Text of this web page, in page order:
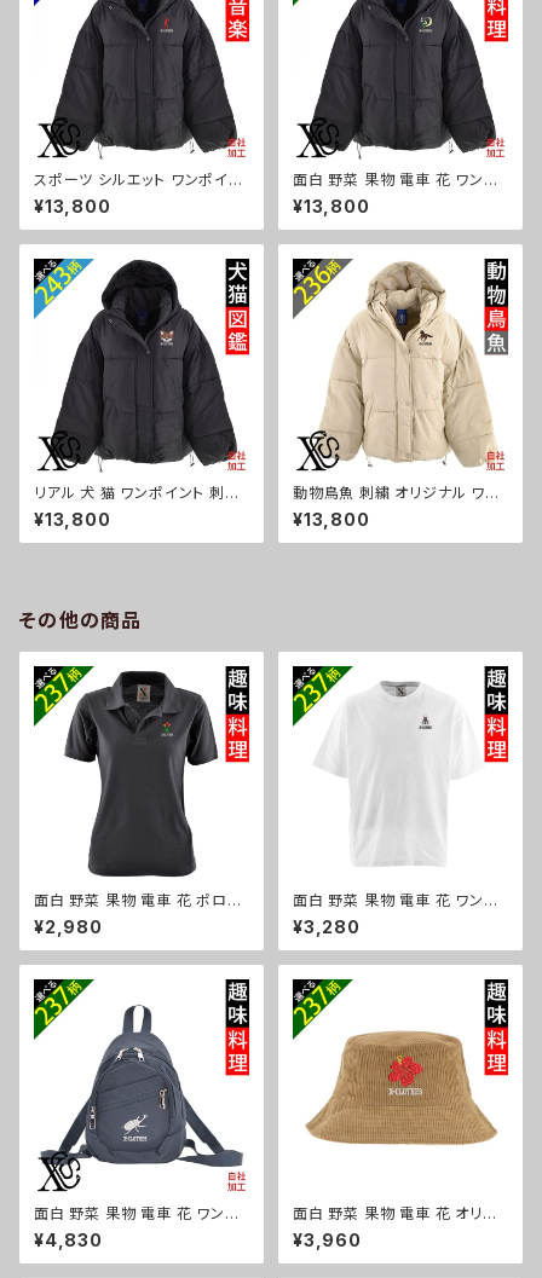
スポーツ シルエット ワンポイン
ト 刺繍 フェイク ダウンジャケッ
ト レディース アウター 裾ラウン
ド フード付き 長袖 雑貨 グッズ
卒団 サッカー バスケ テニス 誕
生日 クリスマス ori-a-jkt20-
b08-s
¥13,800
面白 野菜 果物 電車 花 ワンポ
イント 刺繍 フェイク ダウンジャ
ケット レディース アウター 裾ラ
ウンド フード付き 長袖 雑貨 グ
ori-a-jkt20-b09-s
¥13,800
リアル 犬 猫 ワンポイント 刺繍
フェイク ダウンジャケット レディ
ース アウター 裾ラウンド フード
付き 長袖 雑貨 グッズ 自社ブラ
マス ori-a-jkt20-b10-s
¥13,800
動物鳥魚 刺繍 オリジナル ワン
ポイント フェイク ダウンジャケ
ット レディース アウター 裾ラウ
ンド フード付き 長袖 雑貨 グッ
¥13,800
その他の商品
面白 野菜 果物 電車 花 ポロシ
ャツ リアル 刺繍 プレゼント 半
袖 レディース オリジナル 無地
ワンポイント ロゴ おしゃれ ゴル
ッズ ori-aw-poh2-b09-s
¥2,980
面白 野菜 果物 電車 花 ワンポ
イント 刺繍 5.6オンス ビッグシ
ルエット 半袖 Tシャツ メンズ グ
ッズ 白 ホワイト カットソー 黒
-s
¥3,280
面白 野菜 果物 電車 花 ワンポ
イント 刺繍 リュック バックパッ
ク ボディバッグ レディース メン
ズ デイパック 雑貨 グッズ 自社
¥4,830
面白 野菜 果物 電車 花 オリジ
ナル 刺繍 ワンポイント コーデュ
ロイ バケットハット メンズ レデ
ィース 帽子 自社ブランド ロゴ
¥3,960